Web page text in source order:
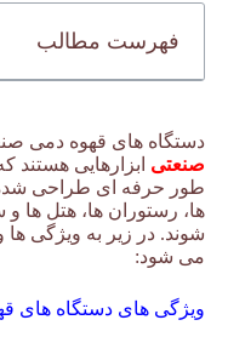
فهرست مطالب
دستگاه های قهوه دمی
صنعتی ابزارهایی هستند
طور حرفه ای طراحی شده
ها، رستوران ها، هتل ها
شوند. در زیر به ویژگی ها
می شود:
ویژگی های دستگاه های